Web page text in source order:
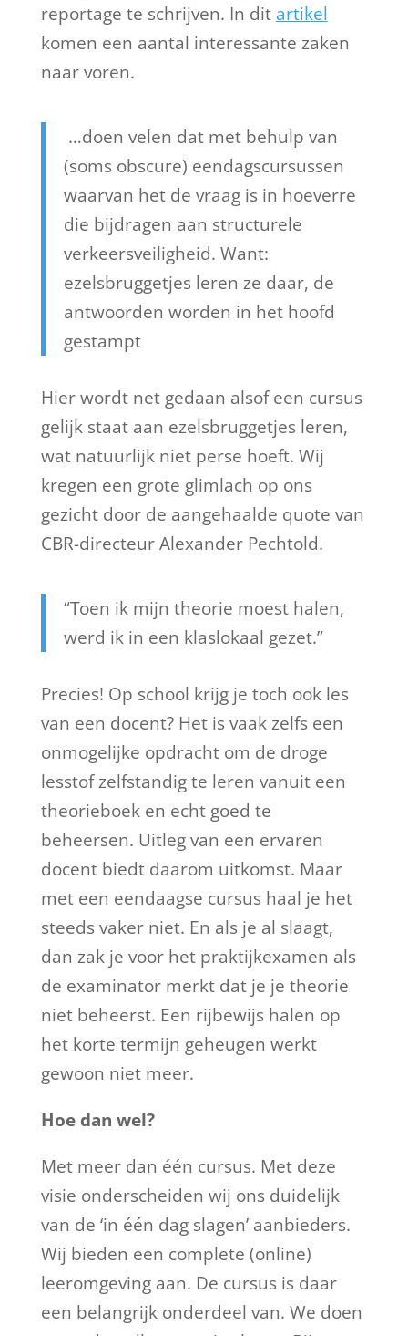
reportage te schrijven. In dit artikel
komen een aantal interessante zaken
naar voren.
…doen velen dat met behulp van
(soms obscure) eendagscursussen
waarvan het de vraag is in hoeverre
die bijdragen aan structurele
verkeersveiligheid. Want:
ezelsbruggetjes leren ze daar, de
antwoorden worden in het hoofd
gestampt
Hier wordt net gedaan alsof een cursus
gelijk staat aan ezelsbruggetjes leren,
wat natuurlijk niet perse hoeft. Wij
kregen een grote glimlach op ons
gezicht door de aangehaalde quote van
CBR-directeur Alexander Pechtold.
“Toen ik mijn theorie moest halen,
werd ik in een klaslokaal gezet.”
Precies! Op school krijg je toch ook les
van een docent? Het is vaak zelfs een
onmogelijke opdracht om de droge
lesstof zelfstandig te leren vanuit een
theorieboek en echt goed te
beheersen. Uitleg van een ervaren
docent biedt daarom uitkomst. Maar
met een eendaagse cursus haal je het
steeds vaker niet. En als je al slaagt,
dan zak je voor het praktijkexamen als
de examinator merkt dat je je theorie
niet beheerst. Een rijbewijs halen op
het korte termijn geheugen werkt
gewoon niet meer.
Hoe dan wel?
Met meer dan één cursus. Met deze
visie onderscheiden wij ons duidelijk
van de ‘in één dag slagen’ aanbieders.
Wij bieden een complete (online)
leeromgeving aan. De cursus is daar
een belangrijk onderdeel van. We doen